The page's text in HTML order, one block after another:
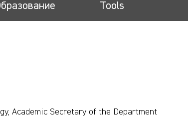
Tools
Academic Secretary of the Department